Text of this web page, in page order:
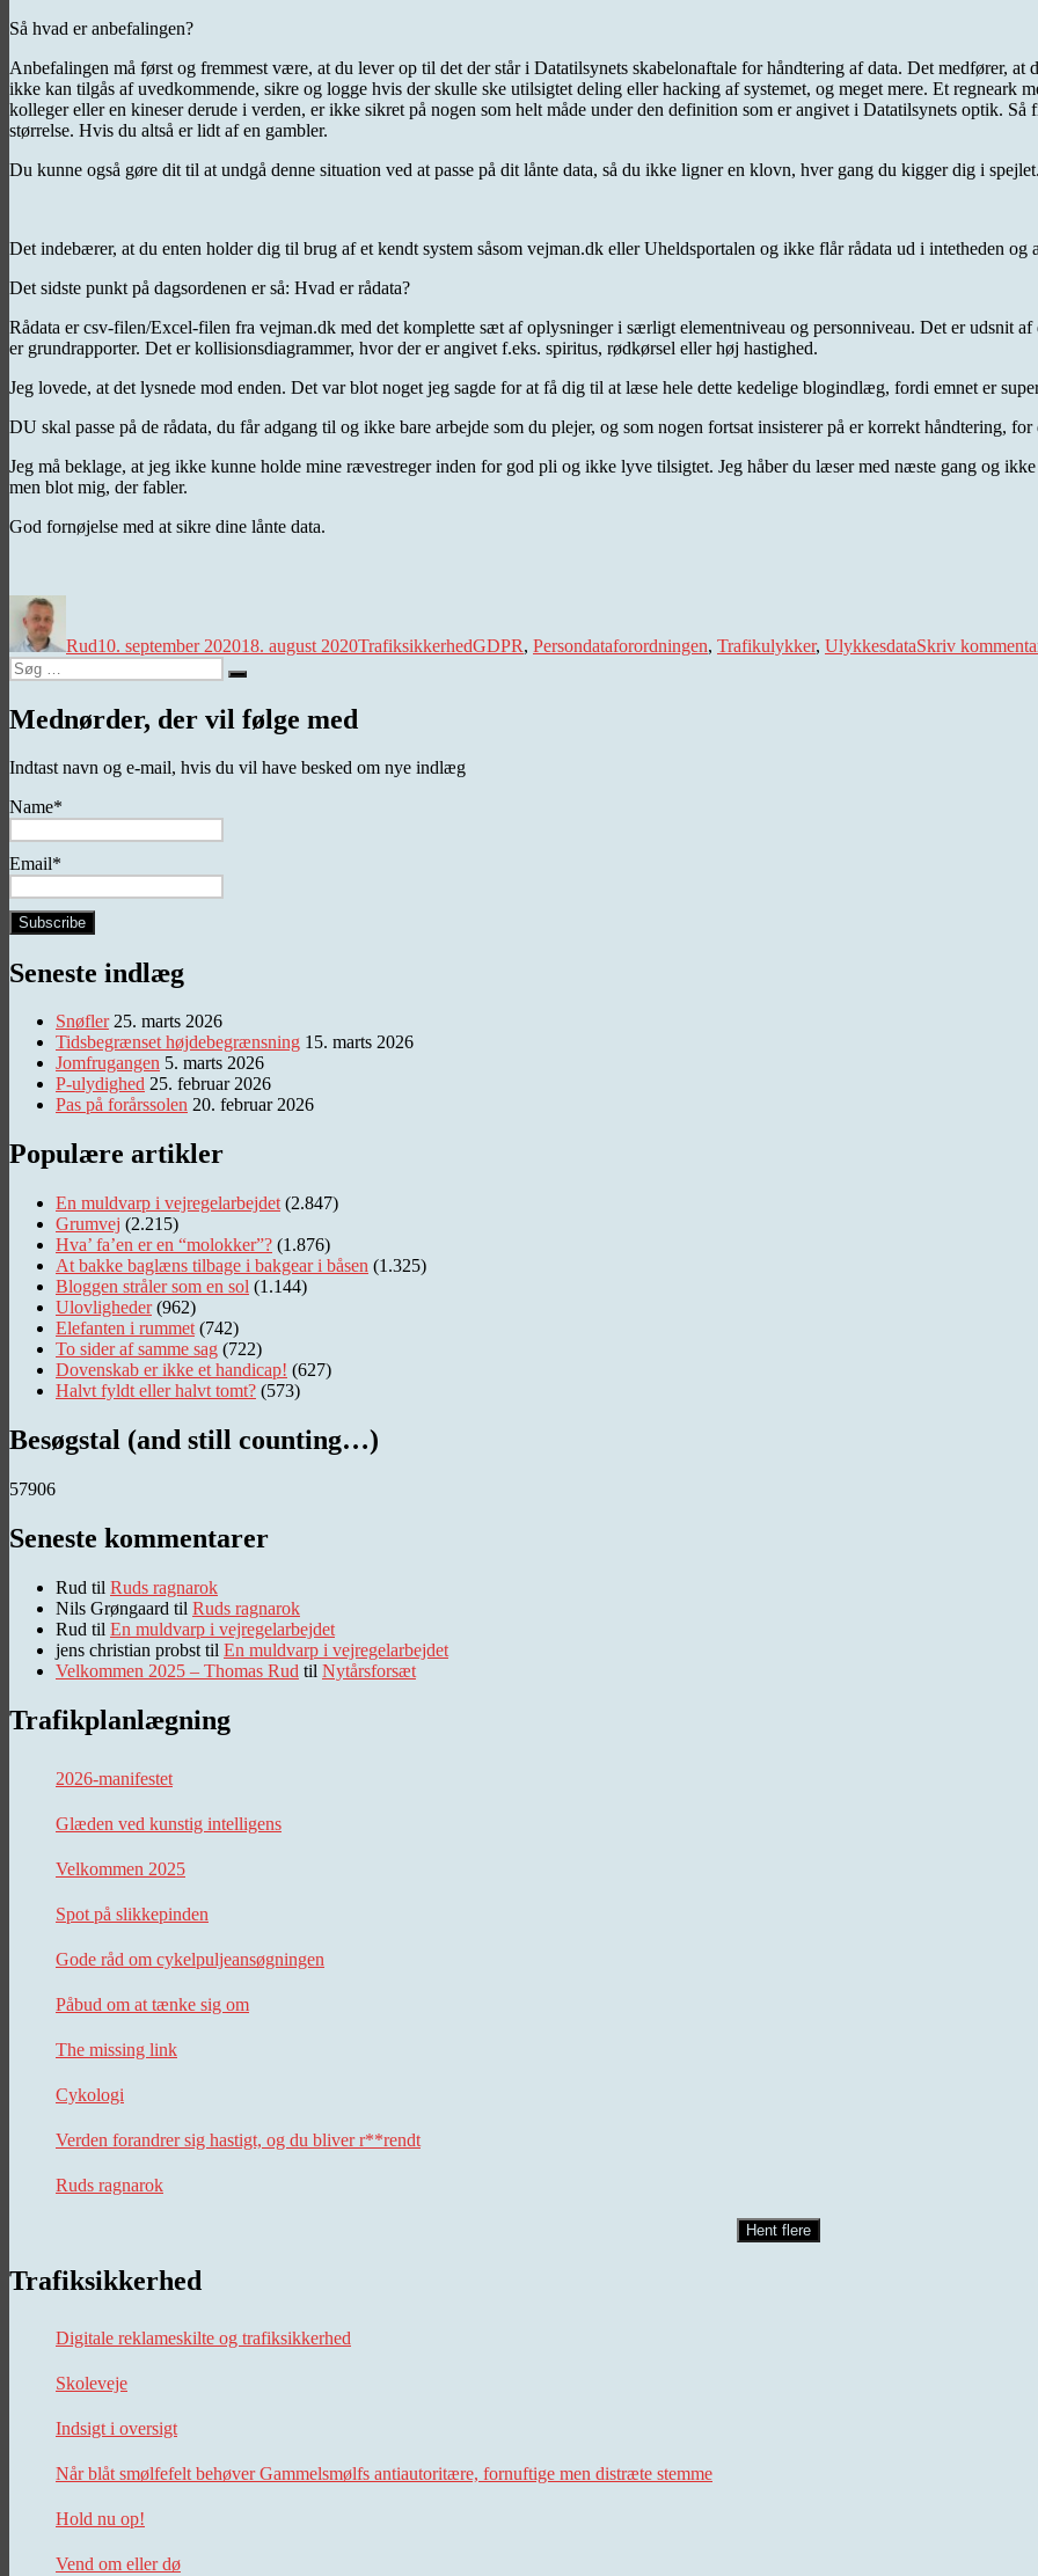
Så hvad er anbefalingen?
Anbefalingen må først og fremmest være, at du lever op til det der står i Datatilsynets skabelonaftale for håndtering af data. Det medfører,
ikke kan tilgås af uvedkommende, sikre og logge hvis der skulle ske utilsigtet deling eller hacking af systemet, og meget mere. Et regneark
kolleger eller en kineser derude i verden, er ikke sikret på nogen som helt måde under den definition som er angivet i Datatilsynets optik.
størrelse. Hvis du altså er lidt af en gambler.
Du kunne også gøre dit til at undgå denne situation ved at passe på dit lånte data, så du ikke ligner en klovn, hver gang du kigger dig i
Det indebærer, at du enten holder dig til brug af et kendt system såsom vejman.dk eller Uheldsportalen og ikke flår rådata ud i intetheden og
Det sidste punkt på dagsordenen er så: Hvad er rådata?
Rådata er csv-filen/Excel-filen fra vejman.dk med det komplette sæt af oplysninger i særligt elementniveau og personniveau. Det er udsnit
er grundrapporter. Det er kollisionsdiagrammer, hvor der er angivet f.eks. spiritus, rødkørsel eller høj hastighed.
Jeg lovede, at det lysnede mod enden. Det var blot noget jeg sagde for at få dig til at læse hele dette kedelige blogindlæg, fordi emnet er
DU skal passe på de rådata, du får adgang til og ikke bare arbejde som du plejer, og som nogen fortsat insisterer på er korrekt håndtering,
Jeg må beklage, at jeg ikke kunne holde mine rævestreger inden for god pli og ikke lyve tilsigtet. Jeg håber du læser med næste gang og
men blot mig, der fabler.
God fornøjelse med at sikre dine lånte data.
Rud10. september 202018. august 2020TrafiksikkerhedGDPR, Persondataforordningen, Trafikulykker, UlykkesdataSkriv
Søg
efter:
Søg
Mednørder, der vil følge med
Indtast navn og e-mail, hvis du vil have besked om nye indlæg
Name*
Email*
Seneste indlæg
Snøfler 25. marts 2026
Tidsbegrænset højdebegrænsning 15. marts 2026
Jomfrugangen 5. marts 2026
P-ulydighed 25. februar 2026
Pas på forårssolen 20. februar 2026
Populære artikler
En muldvarp i vejregelarbejdet (2.847)
Grumvej (2.215)
Hva’ fa’en er en “molokker”? (1.876)
At bakke baglæns tilbage i bakgear i båsen (1.325)
Bloggen stråler som en sol (1.144)
Ulovligheder (962)
Elefanten i rummet (742)
To sider af samme sag (722)
Dovenskab er ikke et handicap! (627)
Halvt fyldt eller halvt tomt? (573)
Besøgstal (and still counting…)
57906
Seneste kommentarer
Rud til Ruds ragnarok
Nils Grøngaard til Ruds ragnarok
Rud til En muldvarp i vejregelarbejdet
jens christian probst til En muldvarp i vejregelarbejdet
Velkommen 2025 – Thomas Rud til Nytårsforsæt
Trafikplanlægning
2026-manifestet
Glæden ved kunstig intelligens
Velkommen 2025
Spot på slikkepinden
Gode råd om cykelpuljeansøgningen
Påbud om at tænke sig om
The missing link
Cykologi
Verden forandrer sig hastigt, og du bliver r**rendt
Ruds ragnarok
Hent flere
Trafiksikkerhed
Digitale reklameskilte og trafiksikkerhed
Skoleveje
Indsigt i oversigt
Når blåt smølfefelt behøver Gammelsmølfs antiautoritære, fornuftige men distræte stemme
Hold nu op!
Vend om eller dø